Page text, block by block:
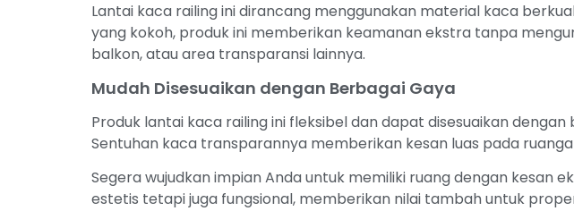
Lantai kaca railing ini dirancang menggunakan material kaca
yang kokoh, produk ini memberikan keamanan ekstra tanpa
balkon, atau area transparansi lainnya.
Mudah Disesuaikan dengan Berbagai Gaya
Produk lantai kaca railing ini fleksibel dan dapat disesuaikan
Sentuhan kaca transparannya memberikan kesan luas pada
Segera wujudkan impian Anda untuk memiliki ruang dengan kesan
estetis tetapi juga fungsional, memberikan nilai tambah untuk